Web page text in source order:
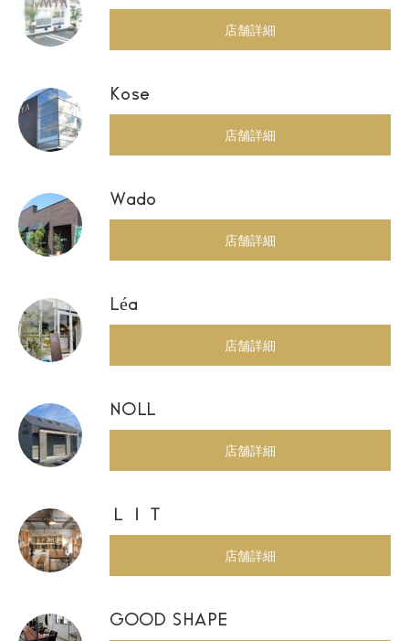
店舗詳細
Kose
店舗詳細
Wado
店舗詳細
Léa
店舗詳細
NOLL
店舗詳細
ＬＩＴ
店舗詳細
GOOD SHAPE